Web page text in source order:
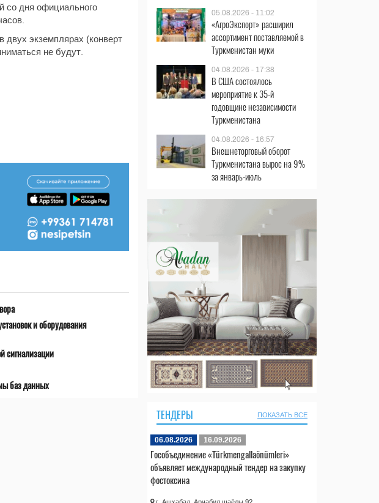
со дня официального
двух экземплярах (конверт
не будут.
и оборудования
сигнализации
баз данных
05.08.2026 - 11:02
«АгроЭкспорт» расширил
ассортимент поставляемой в
Туркменистан муки
04.08.2026 - 17:38
В США состоялось
мероприятие к 35-й
годовщине независимости
Туркменистана
04.08.2026 - 16:57
Внешнеторговый оборот
Туркменистана вырос на 9%
за январь-июль
ТЕНДЕРЫ ПОКАЗАТЬ ВСЕ
06.08.2026 16.09.2026
Гособъединение «Türkmengallaönümleri»
объявляет международный тендер на закупку
фостоксина